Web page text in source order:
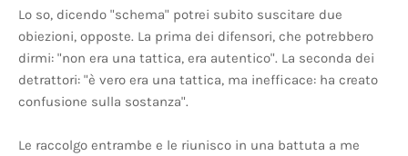
Lo so, dicendo "schema" potrei subito suscitare due
obiezioni, opposte. La prima dei difensori, che potrebbero
dirmi: "non era una tattica, era autentico". La seconda dei
detrattori: "è vero era una tattica, ma inefficace: ha creato
confusione sulla sostanza".
Le raccolgo entrambe e le riunisco in una battuta a me